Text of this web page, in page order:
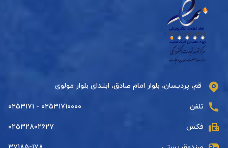
قم، پردیسان، بلوار امام صادق، ابتدای بلوار مولوی
تلفن ۰۲۵۳۱۷۱۰۰۰۰ - ۰۲۵۳۱۷۱
فکس ۰۲۵۳۲۸۰۲۶۲۷